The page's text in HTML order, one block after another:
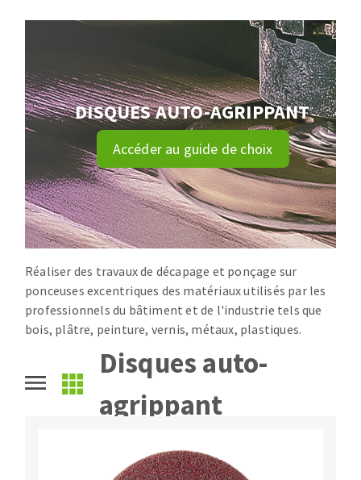
Disques fibre
Meules sur tige
Brosses
Meules de tourets
Feutres à polir
Bandes sans fin
Rouleaux d'atelier
NETTOYAGE
Aspirateurs
MACHINES POUR LE TRAVAIL DU MÉTAL
Tronçonneuses
Scies à ruban
Perceuses
Perceuses magnétiques
Affuteurs de forets
Tourets
Ponceuses
Tours à métaux
OUTILS COUPANTS
Fraises scies
Rubans
DISQUES AUTO-AGRIPPANT
Accéder au guide de choix
Réaliser des travaux de décapage et ponçage sur
ponceuses excentriques des matériaux utilisés par les
professionnels du bâtiment et de l'industrie tels que
bois, plâtre, peinture, vernis, métaux, plastiques.
Disques auto-
agrippant